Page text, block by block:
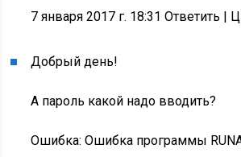
7 января 2017 г. 18:31 Ответить |
Добрый день!
А пароль какой надо вводить?
Ошибка: Ошибка программы